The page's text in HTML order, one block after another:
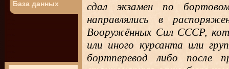
База данных
сдал экзамен по
направлялись в
Вооружённых Сил СССР,
или иного курсанта или
бортперевод либо после